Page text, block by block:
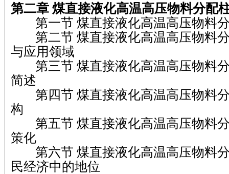
第二章 煤直接液化高温高压物料分配
第一节 煤直接液化高温高压物料
第二节 煤直接液化高温高压物料
与应用领域
第三节 煤直接液化高温高压物料
简述
第四节 煤直接液化高温高压物料
构
第五节 煤直接液化高温高压物料
策化
第六节 煤直接液化高温高压物料
民经济中的地位